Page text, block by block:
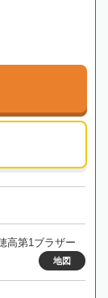
高第1ブラザー
地図